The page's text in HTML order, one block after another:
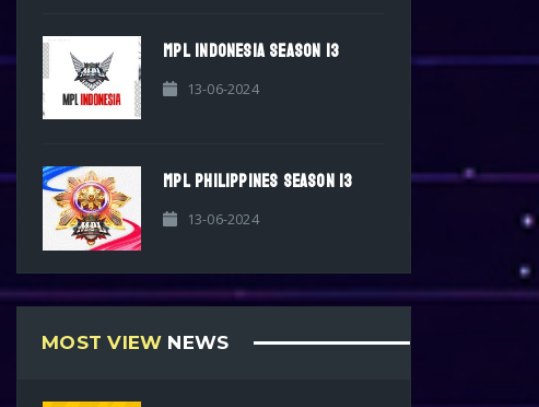
MPL INDONESIA SEASON 13
13-06-2024
MPL PHILIPPINES SEASON 13
13-06-2024
MOST VIEW NEWS